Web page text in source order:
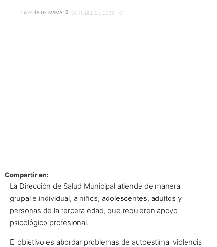
LA GUÍA DE MAMÁ OCTUBRE 27, 2022 0
Compartir en:
La Dirección de Salud Municipal atiende de manera
grupal e individual, a niños, adolescentes, adultos y
personas de la tercera edad, que requieren apoyo
psicológico profesional.
El objetivo es abordar problemas de autoestima, violencia